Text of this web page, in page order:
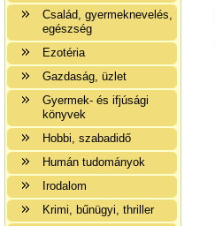
Család, gyermeknevelés,
egészség
Ezotéria
Gazdaság, üzlet
Gyermek- és ifjúsági
könyvek
Hobbi, szabadidő
Humán tudományok
Irodalom
Krimi, bűnügyi, thriller